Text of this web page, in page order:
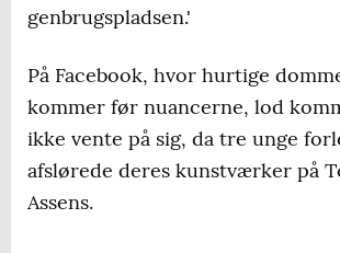
genbrugspladsen.'
På Facebook, hvor hurtige
kommer før nuancerne, lod
ikke vente på sig, da tre unge
afslørede deres kunstværker på
Assens.